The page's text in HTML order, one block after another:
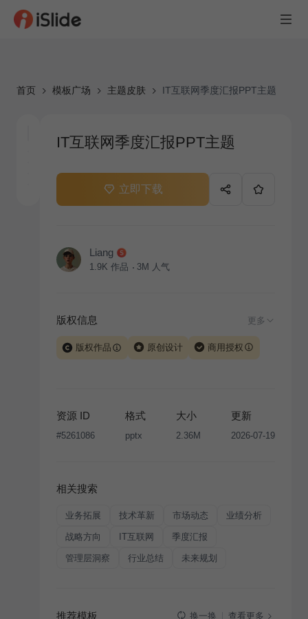
首页 模板广场 主题皮肤 IT互联网季度汇报PPT主题
IT互联网季度汇报PPT主题
立即下载
Liang
1.9K 作品 3M 人气
版权信息 更多
版权作品 原创设计 商用授权
版权声明
条款，禁止任何形式的转让、出售或出租，未
经投权许可任何人不得擅自转载和分发，否则将接照我
资源 ID
#5261086
格式
pptx
大小
2.36M
更新
2026-07-19
相关搜索
业务拓展 技术革新 市场动态 业绩分析
战略方向 IT互联网 季度汇报
管理层洞察 行业总结 未来规划
推荐模板 换一换 查看更多